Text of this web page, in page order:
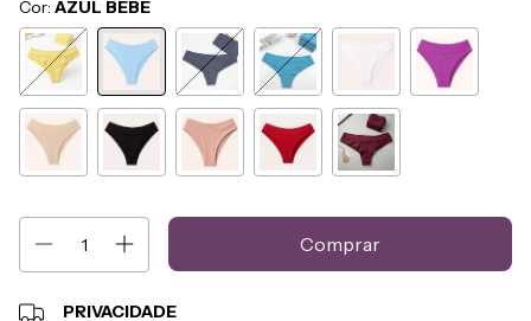
Cor: AZUL BEBE
PRIVACIDADE